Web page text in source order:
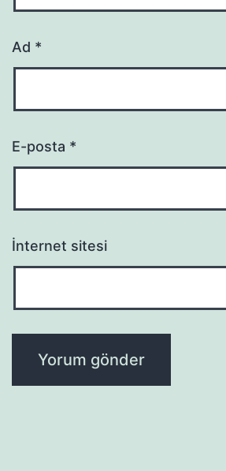
Ad *
E-posta *
İnternet sitesi